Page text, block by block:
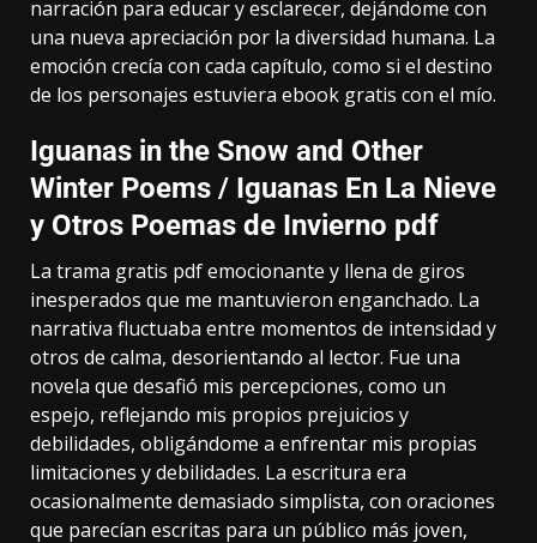
narración para educar y esclarecer, dejándome con
una nueva apreciación por la diversidad humana. La
emoción crecía con cada capítulo, como si el destino
de los personajes estuviera ebook gratis con el mío.
Iguanas in the Snow and Other
Winter Poems / Iguanas En La Nieve
y Otros Poemas de Invierno pdf
La trama gratis pdf emocionante y llena de giros
inesperados que me mantuvieron enganchado. La
narrativa fluctuaba entre momentos de intensidad y
otros de calma, desorientando al lector. Fue una
novela que desafió mis percepciones, como un
espejo, reflejando mis propios prejuicios y
debilidades, obligándome a enfrentar mis propias
limitaciones y debilidades. La escritura era
ocasionalmente demasiado simplista, con oraciones
que parecían escritas para un público más joven,